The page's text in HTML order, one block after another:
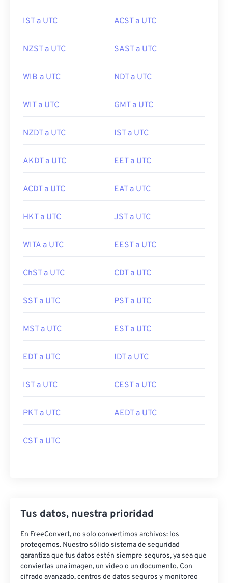
IST a UTC ACST a UTC
NZST a UTC SAST a UTC
WIB a UTC NDT a UTC
WIT a UTC GMT a UTC
NZDT a UTC IST a UTC
AKDT a UTC EET a UTC
ACDT a UTC EAT a UTC
HKT a UTC JST a UTC
WITA a UTC EEST a UTC
ChST a UTC CDT a UTC
SST a UTC PST a UTC
MST a UTC EST a UTC
EDT a UTC IDT a UTC
IST a UTC CEST a UTC
PKT a UTC AEDT a UTC
CST a UTC
Tus datos, nuestra prioridad
En FreeConvert, no solo convertimos archivos: los
protegemos. Nuestro sólido sistema de seguridad
garantiza que tus datos estén siempre seguros, ya sea que
conviertas una imagen, un video o un documento. Con
cifrado avanzado, centros de datos seguros y monitoreo